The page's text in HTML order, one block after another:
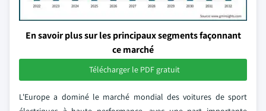
En savoir plus sur les principaux segments façonnant
ce marché
Télécharger le PDF gratuit
L'Europe a dominé le marché mondial des voitures de sport